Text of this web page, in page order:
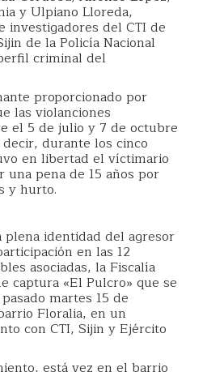
y Ulpiano Lloreda,
investigadores del CTI de
de la Policía Nacional
criminal del
proporcionado por
las violanciones
el 5 de julio y 7 de octubre
durante los cinco
en libertad el víctimario
una pena de 15 años por
y hurto.
identidad del agresor
en las 12
asociadas, la Fiscalía
captura «El Pulcro» que se
martes 15 de
Floralia, en un
con CTI, Sijin y Ejército